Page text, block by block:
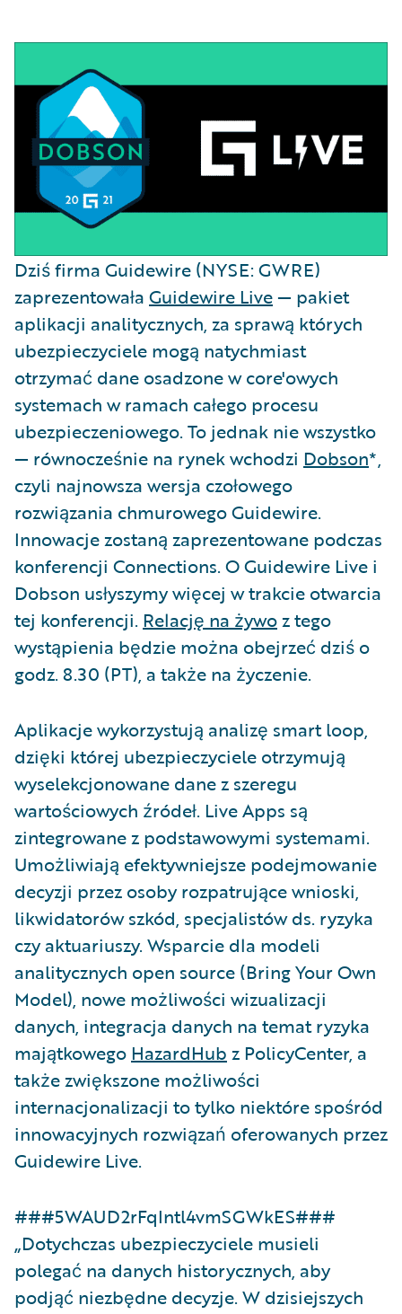
Dziś firma Guidewire (NYSE: GWRE)
zaprezentowała Guidewire Live— pakiet
aplikacji analitycznych, za sprawą których
ubezpieczyciele mogą natychmiast
otrzymać dane osadzone w core'owych
systemach w ramach całego procesu
ubezpieczeniowego. To jednak nie wszystko
— równocześnie na rynek wchodzi Dobson*,
czyli najnowsza wersja czołowego
rozwiązania chmurowego Guidewire.
Innowacje zostaną zaprezentowane podczas
konferencji Connections. O Guidewire Live i
Dobson usłyszymy więcej w trakcie otwarcia
tej konferencji. Relację na żywoz tego
wystąpienia będzie można obejrzeć dziś o
godz. 8.30 (PT), a także na życzenie.
Aplikacje wykorzystują analizę smart loop,
dzięki której ubezpieczyciele otrzymują
wyselekcjonowane dane z szeregu
wartościowych źródeł. Live Apps są
zintegrowane z podstawowymi systemami.
Umożliwiają efektywniejsze podejmowanie
decyzji przez osoby rozpatrujące wnioski,
likwidatorów szkód, specjalistów ds. ryzyka
czy aktuariuszy. Wsparcie dla modeli
analitycznych open source (Bring Your Own
Model), nowe możliwości wizualizacji
danych, integracja danych na temat ryzyka
majątkowego HazardHub z PolicyCenter, a
także zwiększone możliwości
internacjonalizacji to tylko niektóre spośród
innowacyjnych rozwiązań oferowanych przez
Guidewire Live.
###5WAUD2rFqIntl4vmSGWkES###
„Dotychczas ubezpieczyciele musieli
polegać na danych historycznych, aby
podjąć niezbędne decyzje. W dzisiejszych